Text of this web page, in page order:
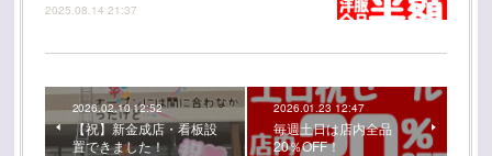
2025.08.14 21:37
2026.02.10 12:52
【祝】新金成店・看板設
置できました！
2026.01.23 12:47
毎週土日は店内全品
20％OFF！